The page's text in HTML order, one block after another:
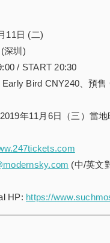
11日 (二)
深圳)
/ START 20:30
Bird CNY240、預售
年11月6日（三）當地
(中/英文
HP: https://